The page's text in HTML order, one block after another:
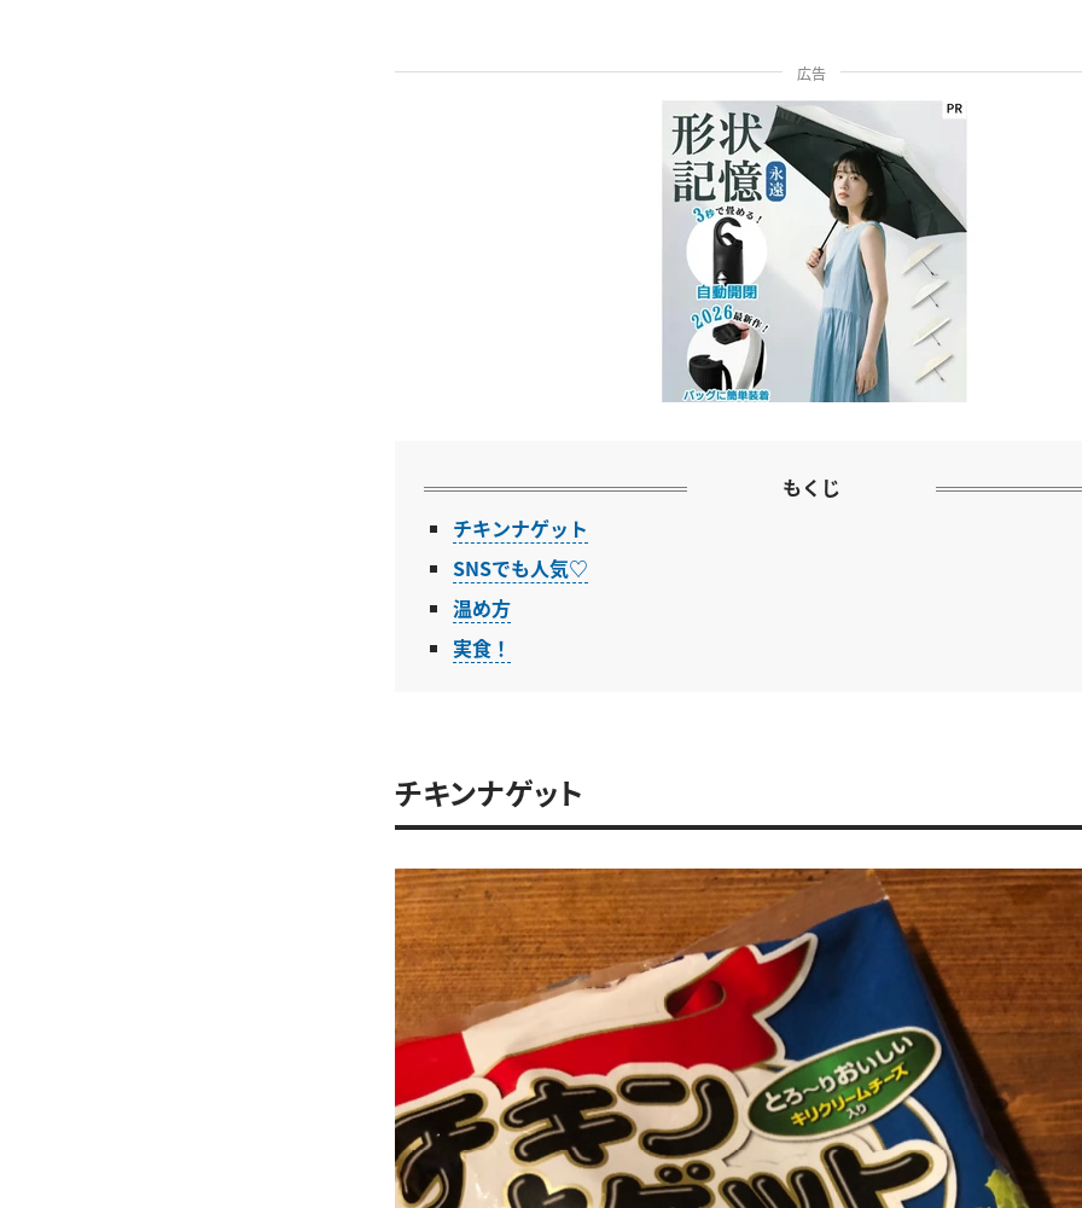
広告
もくじ
チキンナゲット
SNSでも人気♡
温め方
実食！
チキンナゲット